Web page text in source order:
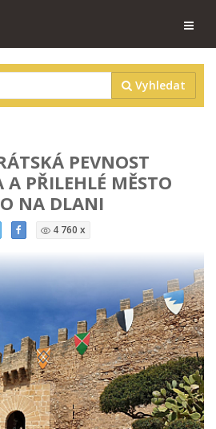
Vyhledat
PEVNOST
A PŘILEHLÉ MĚSTO
NA DLANI
4 760 x